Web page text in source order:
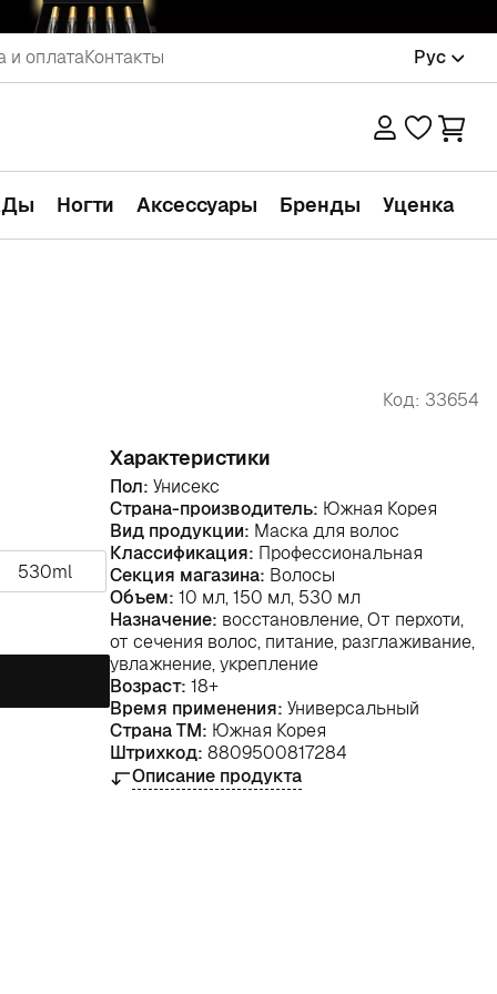
и оплатаКонтакты Рус
Ногти Аксессуары Бренды Уценка
Код: 33654
530ml
Характеристики
Пол: Унисекс
Страна-производитель: Южная Корея
Вид продукции: Маска для волос
Классификация: Профессиональная
Секция магазина: Волосы
Объем: 10 мл, 150 мл, 530 мл
Назначение: восстановление, От перхоти,
от сечения волос, питание, разглаживание,
увлажнение, укрепление
Возраст: 18+
Время применения: Универсальный
Страна ТМ: Южная Корея
Штрихкод: 8809500817284
Описание продукта